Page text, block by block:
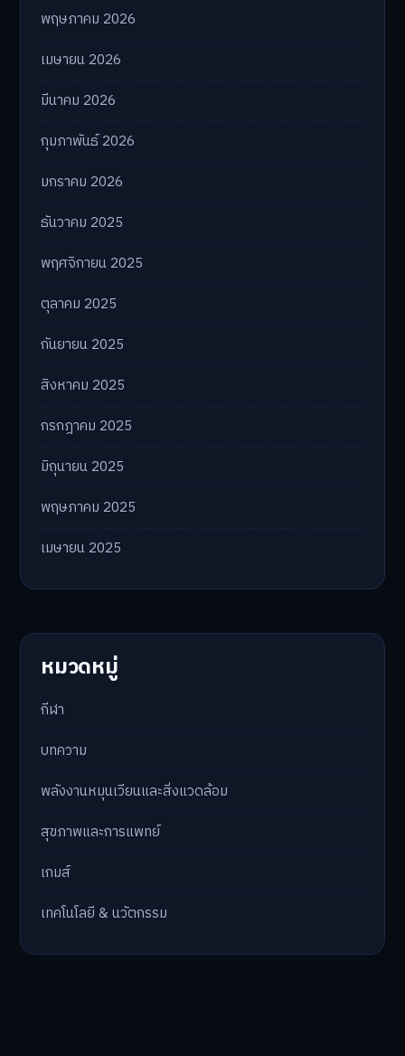
พฤษภาคม 2026
เมษายน 2026
มีนาคม 2026
กุมภาพันธ์ 2026
มกราคม 2026
ธันวาคม 2025
พฤศจิกายน 2025
ตุลาคม 2025
กันยายน 2025
สิงหาคม 2025
กรกฎาคม 2025
มิถุนายน 2025
พฤษภาคม 2025
เมษายน 2025
หมวดหมู่
กีฬา
บทความ
พลังงานหมุนเวียนและสิ่งแวดล้อม
สุขภาพและการแพทย์
เกมส์
เทคโนโลยี & นวัตกรรม